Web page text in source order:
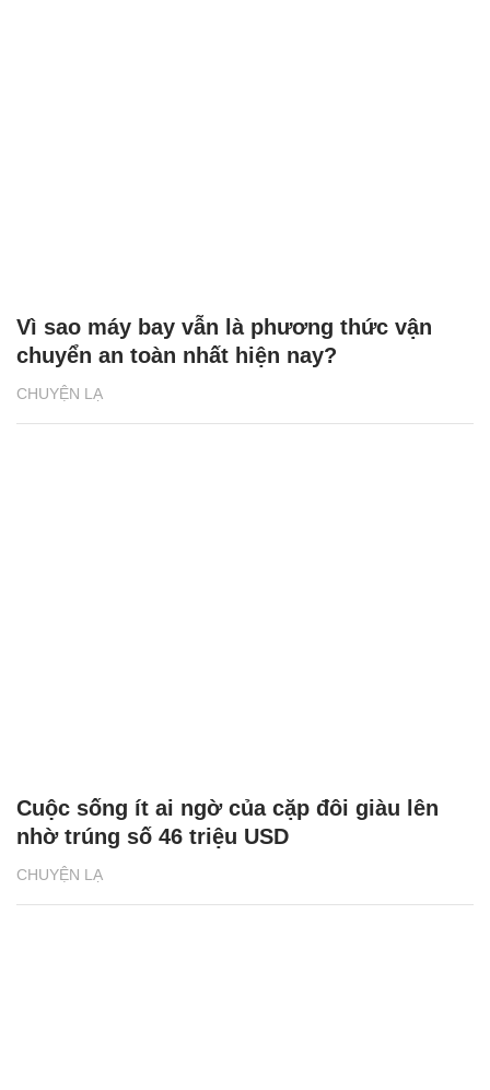
CHUYỆN LẠ
Vì sao máy bay vẫn là phương thức vận
chuyển an toàn nhất hiện nay?
CHUYỆN LẠ
Cuộc sống ít ai ngờ của cặp đôi giàu lên
nhờ trúng số 46 triệu USD